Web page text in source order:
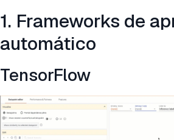
1. Frameworks de
automático
TensorFlow